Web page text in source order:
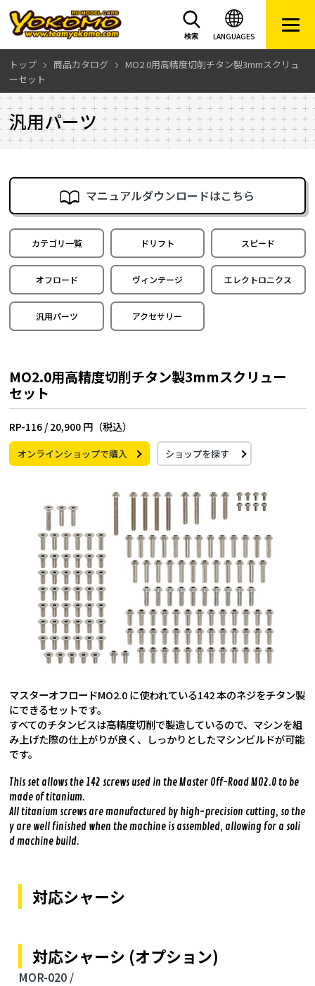
LANGUAGES
検索
トップ 商品カタログ
MO2.0用高精度切削チタン製3mmスクリュ
ーセット
汎用パーツ
マニュアルダウンロードはこちら
カテゴリ一覧 ドリフト スピード
オフロード ヴィンテージ エレクトロニクス
汎用パーツ アクセサリー
MO2.0用高精度切削チタン製3mmスクリュー
セット
RP-116 / 20,900 円（税込）
オンラインショップで購入 ショップを探す
マスターオフロードMO2.0 に使われている142 本のネジをチタン製
にできるセットです。
すべてのチタンビスは高精度切削で製造しているので、マシンを組
み上げた際の仕上がりが良く、しっかりとしたマシンビルドが可能
です。
This set allows the 142 screws used in the Master Off-Road MO2.0 to be
made of titanium.
All titanium screws are manufactured by high-precision cutting, so the
y are well finished when the machine is assembled, allowing for a soli
d machine build.
対応シャーシ
対応シャーシ (オプション)
MOR-020 /